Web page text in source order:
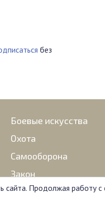
без
Боевые искусства
Охота
Самооборона
Закон
ОружиеПродолжая работу с